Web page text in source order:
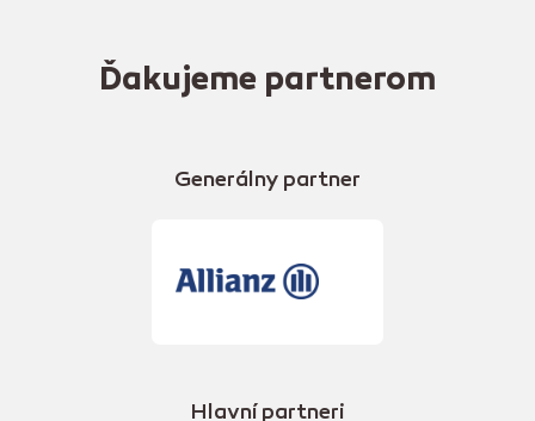
Ďakujeme partnerom
Generálny partner
Hlavní partneri